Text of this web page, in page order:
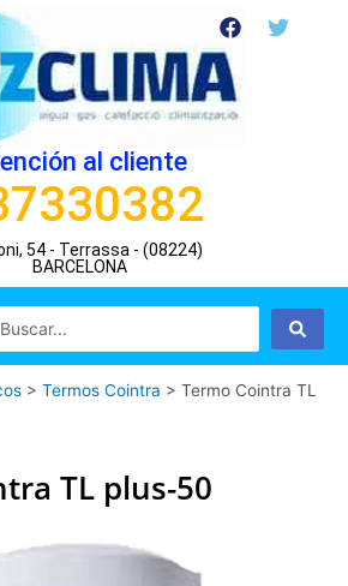
F
a
c
e
b
o
T
w
al cliente
54 - Terrassa - (08224)
BARCELONA
> Termos Cointra > Termo Cointra TL
TL plus-50